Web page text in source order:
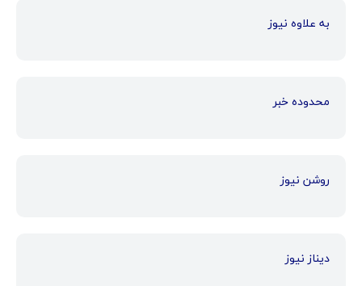
به علاوه نیوز
محدوده خبر
روشن نیوز
دیناز نیوز